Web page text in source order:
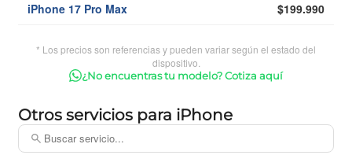
iPhone 17 Pro Max $199.990
* Los precios son referencias y pueden variar según el estado del
dispositivo.
¿No encuentras tu modelo? Cotiza aquí
Otros servicios para iPhone